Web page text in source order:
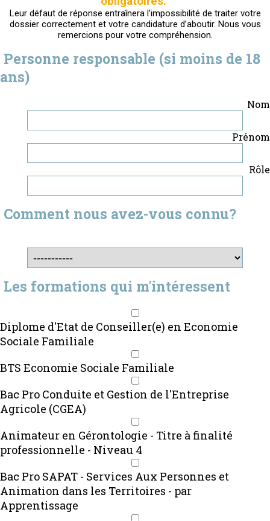
Leur défaut de réponse entraînera l’impossibilité de traiter votre
dossier correctement et votre candidature d’aboutir. Nous vous
remercions pour votre compréhension.
Personne responsable (si moins de 18
ans)
Nom
Prénom
Rôle
Comment nous avez-vous connu?
Les formations qui m'intéressent
Diplome d'Etat de Conseiller(e) en Economie
Sociale Familiale
BTS Economie Sociale Familiale
Bac Pro Conduite et Gestion de l'Entreprise
Agricole (CGEA)
Animateur en Gérontologie - Titre à finalité
professionnelle - Niveau 4
Bac Pro SAPAT - Services Aux Personnes et
Animation dans les Territoires - par
Apprentissage